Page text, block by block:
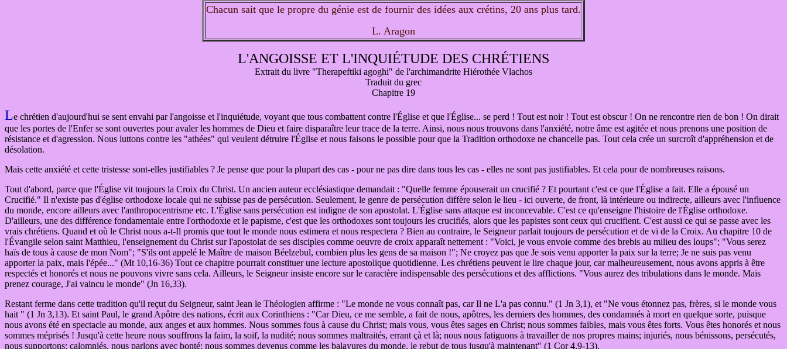
Chacun sait que le propre du génie est de fournir des idées aux crétins, 20 ans plus tard.
L. Aragon
L'ANGOISSE ET L'INQUIÉTUDE DES CHRÉTIENS
Extrait du livre "Therapeftiki agoghi" de l'archimandrite Hiérothée Vlachos
Traduit du grec
Chapitre 19
Le chrétien d'aujourd'hui se sent envahi par l'angoisse et l'inquiétude, voyant que tous combattent contre l'Église et que l'Église... se perd ! Tout est noir ! Tout est obscur ! On ne rencontre rien de bon ! On dirait
que les portes de l'Enfer se sont ouvertes pour avaler les hommes de Dieu et faire disparaître leur trace de la terre. Ainsi, nous nous trouvons dans l'anxiété, notre âme est agitée et nous prenons une position de
résistance et d'agression. Nous luttons contre les "athées" qui veulent détruire l'Église et nous faisons le possible pour que la Tradition orthodoxe ne chancelle pas. Tout cela crée un surcroît d'appréhension et de
désolation.
Mais cette anxiété et cette tristesse sont-elles justifiables ? Je pense que pour la plupart des cas - pour ne pas dire dans tous les cas - elles ne sont pas justifiables. Et cela pour de nombreuses raisons.
Tout d'abord, parce que l'Église vit toujours la Croix du Christ. Un ancien auteur ecclésiastique demandait : "Quelle femme épouserait un crucifié ? Et pourtant c'est ce que l'Église a fait. Elle a épousé un
Crucifié." Il n'existe pas d'église orthodoxe locale qui ne subisse pas de persécution. Seulement, le genre de persécution diffère selon le lieu - ici ouverte, de front, là intérieure ou indirecte, ailleurs avec l'influence
du monde, encore ailleurs avec l'anthropocentrisme etc. L'Église sans persécution est indigne de son apostolat. L'Église sans attaque est inconcevable. C'est ce qu'enseigne l'histoire de l'Église orthodoxe.
D'ailleurs, une des différence fondamentale entre l'orthodoxie et le papisme, c'est que les orthodoxes sont toujours les crucifiés, alors que les papistes sont ceux qui crucifient. C'est aussi ce qui se passe avec les
vrais chrétiens. Quand et où le Christ nous a-t-Il promis que tout le monde nous estimera et nous respectera ? Bien au contraire, le Seigneur parlait toujours de persécution et de vi de la Croix. Au chapitre 10 de
l'Évangile selon saint Matthieu, l'enseignement du Christ sur l'apostolat de ses disciples comme oeuvre de croix apparaît nettement : "Voici, je vous envoie comme des brebis au milieu des loups"; "Vous serez
haïs de tous à cause de mon Nom"; "S'ils ont appelé le Maître de maison Béelzebul, combien plus les gens de sa maison !"; Ne croyez pas que Je sois venu apporter la paix sur la terre; Je ne suis pas venu
apporter la paix, mais l'épée..." (Mt 10,16-36) Tout ce chapitre pourrait constituer une lecture apostolique quotidienne. Les chrétiens peuvent le lire chaque jour, car malheureusement, nous avons appris à être
respectés et honorés et nous ne pouvons vivre sans cela. Ailleurs, le Seigneur insiste encore sur le caractère indispensable des persécutions et des afflictions. "Vous aurez des tribulations dans le monde. Mais
prenez courage, J'ai vaincu le monde" (Jn 16,33).
Restant ferme dans cette tradition qu'il reçut du Seigneur, saint Jean le Théologien affirme : "Le monde ne vous connaît pas, car Il ne L'a pas connu." (1 Jn 3,1), et "Ne vous étonnez pas, frères, si le monde vous
hait " (1 Jn 3,13). Et saint Paul, le grand Apôtre des nations, écrit aux Corinthiens : "Car Dieu, ce me semble, a fait de nous, apôtres, les derniers des hommes, des condamnés à mort en quelque sorte, puisque
nous avons été en spectacle au monde, aux anges et aux hommes. Nous sommes fous à cause du Christ; mais vous, vous êtes sages en Christ; nous sommes faibles, mais vous êtes forts. Vous êtes honorés et nous
sommes méprisés ! Jusqu'à cette heure nous souffrons la faim, la soif, la nudité; nous sommes maltraités, errant çà et là; nous nous fatiguons à travailler de nos propres mains; injuriés, nous bénissons, persécutés,
nous supportons; calomniés, nous parlons avec bonté; nous sommes devenus comme les balayures du monde, le rebut de tous jusqu'à maintenant" (1 Cor 4,9-13).